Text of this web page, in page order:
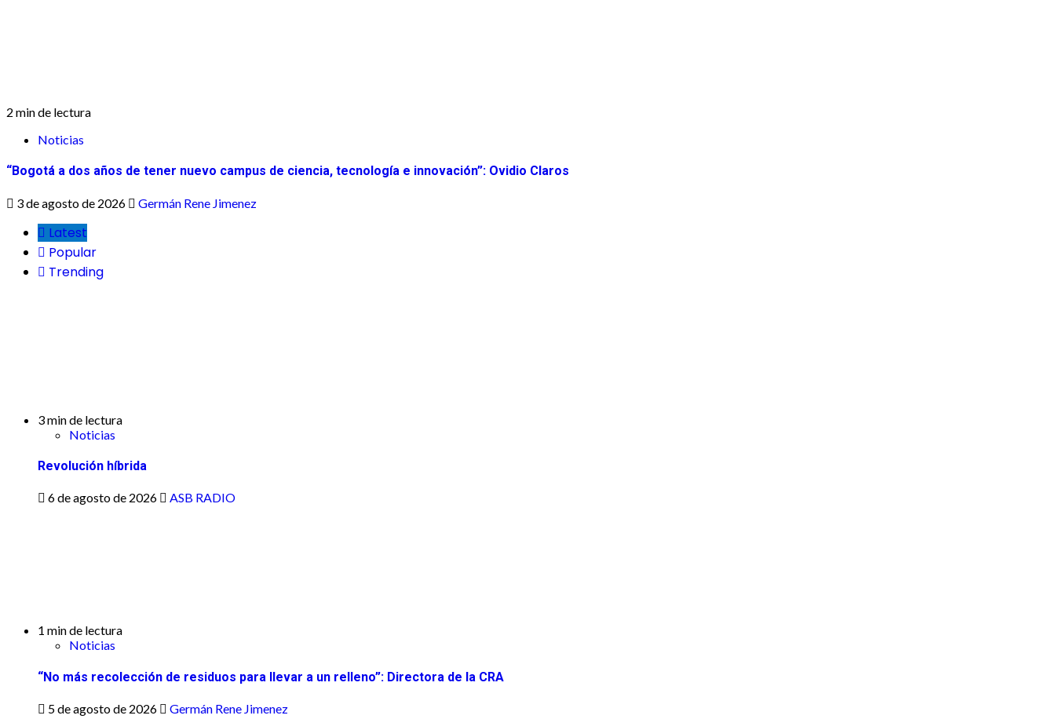
2 min de lectura
Noticias
“Bogotá a dos años de tener nuevo campus de ciencia, tecnología e innovación”: Ovidio Claros
3 de agosto de 2026 Germán Rene Jimenez
Latest
Popular
Trending
3 min de lectura
Noticias
Revolución híbrida
6 de agosto de 2026 ASB RADIO
1 min de lectura
Noticias
“No más recolección de residuos para llevar a un relleno”: Directora de la CRA
5 de agosto de 2026 Germán Rene Jimenez